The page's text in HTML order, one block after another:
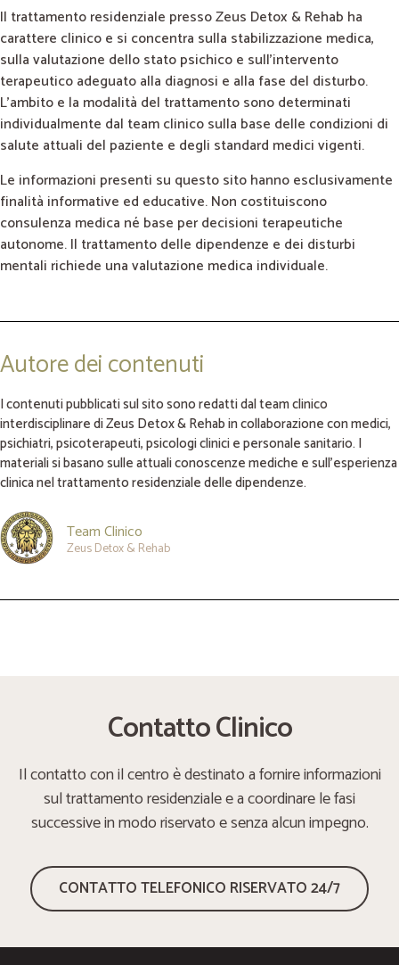
Il trattamento residenziale presso Zeus Detox & Rehab ha
carattere clinico e si concentra sulla stabilizzazione medica,
sulla valutazione dello stato psichico e sull’intervento
terapeutico adeguato alla diagnosi e alla fase del disturbo.
L’ambito e la modalità del trattamento sono determinati
individualmente dal team clinico sulla base delle condizioni di
salute attuali del paziente e degli standard medici vigenti.
Le informazioni presenti su questo sito hanno esclusivamente
finalità informative ed educative. Non costituiscono
consulenza medica né base per decisioni terapeutiche
autonome. Il trattamento delle dipendenze e dei disturbi
mentali richiede una valutazione medica individuale.
Autore dei contenuti
I contenuti pubblicati sul sito sono redatti dal team clinico
interdisciplinare di Zeus Detox & Rehab in collaborazione con medici,
psichiatri, psicoterapeuti, psicologi clinici e personale sanitario. I
materiali si basano sulle attuali conoscenze mediche e sull’esperienza
clinica nel trattamento residenziale delle dipendenze.
Team Clinico
Zeus Detox & Rehab
Contatto Clinico
Il contatto con il centro è destinato a fornire informazioni
sul trattamento residenziale e a coordinare le fasi
successive in modo riservato e senza alcun impegno.
CONTATTO TELEFONICO RISERVATO 24/7